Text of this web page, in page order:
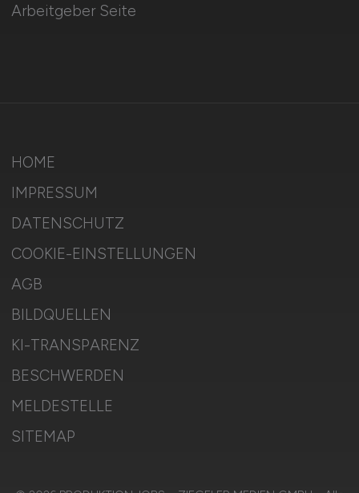
Arbeitgeber Seite
HOME
IMPRESSUM
DATENSCHUTZ
COOKIE-EINSTELLUNGEN
AGB
BILDQUELLEN
KI-TRANSPARENZ
BESCHWERDEN
MELDESTELLE
SITEMAP